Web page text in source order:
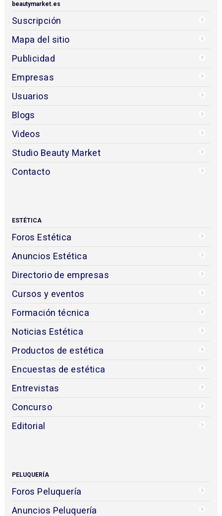
beautymarket.es
Suscripción
Mapa del sitio
Publicidad
Empresas
Usuarios
Blogs
Videos
Studio Beauty Market
Contacto
ESTÉTICA
Foros Estética
Anuncios Estética
Directorio de empresas
Cursos y eventos
Formación técnica
Noticias Estética
Productos de estética
Encuestas de estética
Entrevistas
Concurso
Editorial
PELUQUERÍA
Foros Peluquería
Anuncios Peluquería